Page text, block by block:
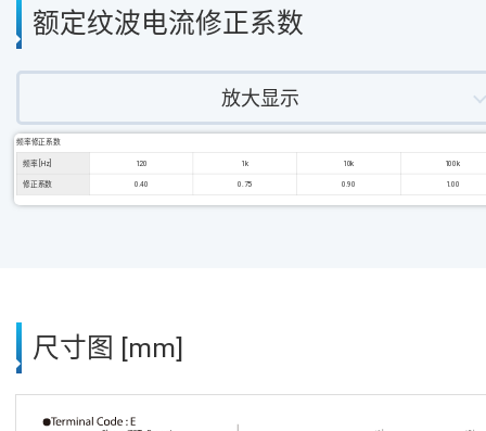
额定纹波电流修正系数
放大显示
频率修正系数
频率 [Hz] 120 1k 10k 100k
修正系数 0.40 0.75 0.90 1.00
尺寸图 [mm]